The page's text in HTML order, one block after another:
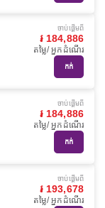
ចាប់ផ្ដើមពី
៛ 184,886
តម្លៃ/ អ្នកដំណើរ
កក់
ចាប់ផ្ដើមពី
៛ 184,886
តម្លៃ/ អ្នកដំណើរ
កក់
ចាប់ផ្ដើមពី
៛ 193,678
តម្លៃ/ អ្នកដំណើរ